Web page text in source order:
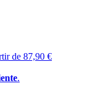
de 87,90 €
.